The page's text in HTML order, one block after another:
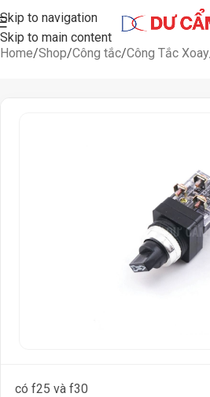
Skip to navigation
Skip to main content
Home Shop Công tắc Công Tắc Xoay
có f25 và f30